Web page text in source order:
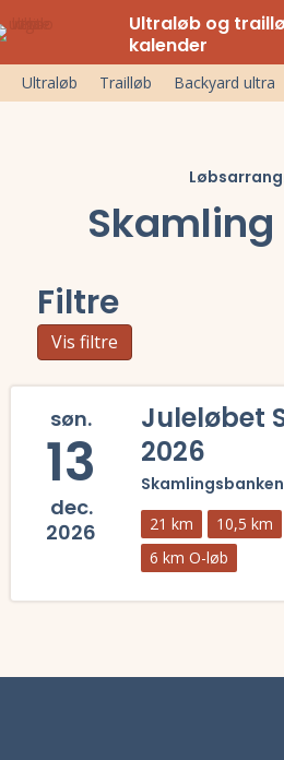
Ultraløb og
kalender
Ultraløb Trailløb Backyard ultra
Skamling
Filtre
Vis filtre
søn.
13
dec.
2026
Juleløbet
2026
Skamlingsbanken
21 km 10,5 km
6 km O-løb